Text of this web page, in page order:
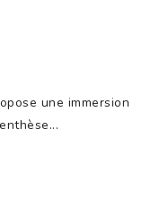
une immersion